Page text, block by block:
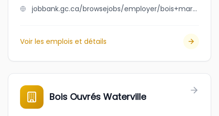
jobbank.gc.ca/browsejobs/employer/bois+marsoui+gds+inc/ca
Voir les emplois et détails
Bois Ouvrés Waterville